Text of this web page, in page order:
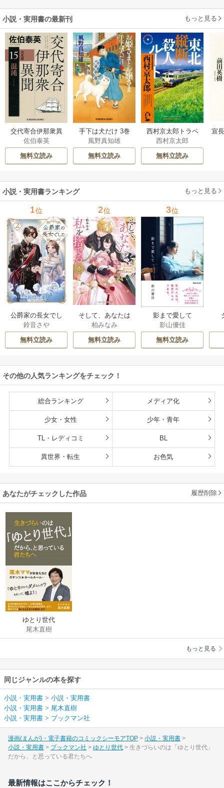
小説・実用書の最新刊 もっと見る
交代寄合伊那衆異
聞 15巻
佐伯泰英
無料立読み
手下は犬だけ 3巻
風野真知雄
無料立読み
西村京太郎トラベ
ルミステリー・セ
レクション 2巻
西村京太郎
無料立読み
宣
小説・実用書ランキング もっと見る
1位
公爵家の長女でし
た
鈴音さや
無料立読み
2位
そして、あなたは
私を捨てる
柏みなみ
無料立読み
3位
影まで愛して
影山優佳
無料立読み
その他の人気ランキングをチェック！
総合ランキング メディア化
少女・女性 少年・青年
TL・レディコミ BL
異世界・転生 お色気
あなたがチェックした作品 履歴削除
ゆとり世代
尾木直樹
もっと見る
同じジャンルの本を探す
小説・実用書 > 小説・実用書
小説・実用書 > 尾木直樹
小説・実用書 > ブックマン社
漫画(まんが)・電子書籍のコミックシーモアTOP
小説・実用書
小説・実用書
ブックマン社 ゆとり世代
生きづらいのは「ゆとり世代」
だから、と思っている君たちへ
最新情報はここからチェック！